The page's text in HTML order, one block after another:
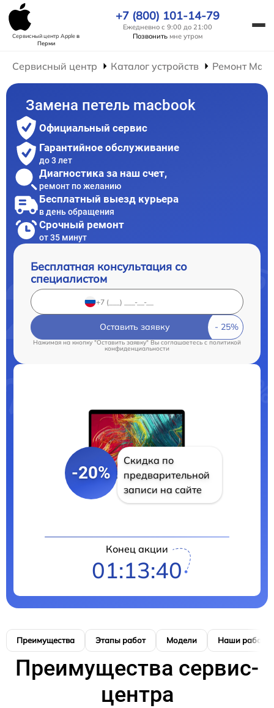
Сервисный центр Appleв
Перми
+7 (800) 101-14-79
Ежедневно с 9:00 до 21:00
Позвонить мне утром
Сервисный центр Каталог устройств Ремонт
Замена петель macbook
Официальный сервис
Гарантийное обслуживание
до 3 лет
Диагностика за наш счет,
ремонт по желанию
Бесплатный выезд курьера
в день обращения
Срочный ремонт
от 35 минут
Бесплатная консультация со
специалистом
Оставить заявку
Нажимая на кнопку "Оставить заявку" Вы соглашаетесь cполитикой
конфиденциальности
-20%
Скидка по
предварительной
записи на сайте
Конец акции
01:13:39
Преимущества Этапы работ Модели Наши работы
Преимущества сервис-
центра